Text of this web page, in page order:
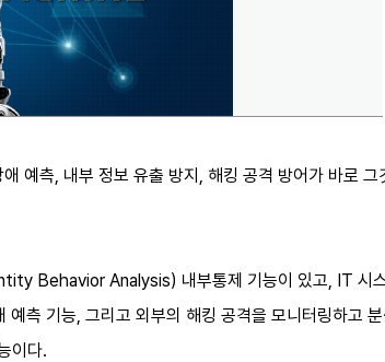
예측, 내부 정보 유출 방지, 해킹 공격 방어가 바로 그
Behavior Analysis) 내부통제 기능이 있고, IT 시
기능, 그리고 외부의 해킹 공격을 모니터링하고
이다.